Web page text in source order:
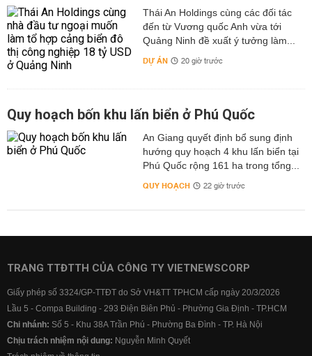
Thái An Holdings cùng các đối tác
đến từ Vương quốc Anh vừa tới
Quảng Ninh đề xuất ý tưởng làm...
DỰ ÁN 20 giờ trước
Quy hoạch bốn khu lấn biển ở Phú Quốc
An Giang quyết định bổ sung định
hướng quy hoạch 4 khu lấn biển tại
Phú Quốc rộng 161 ha trong tổng...
QUY HOẠCH 22 giờ trước
TRANG TTĐTTH CỦA CÔNG TY VIETNEWSCORP
Giấy phép số 3324/GP-TTĐT do Sở VH&TT TPHCM cấp ngày 20/3/2026
Lầu 5 - Compa Building - 293 Điện Biên Phủ - Phường Gia Định - TP.HCM
Chi nhánh: Số 5 - Khu 38A Trần Phú - Phường Ba Đình - TP. Hà Nội
Chịu trách nhiệm nội dung: Nguyễn Minh Quyết